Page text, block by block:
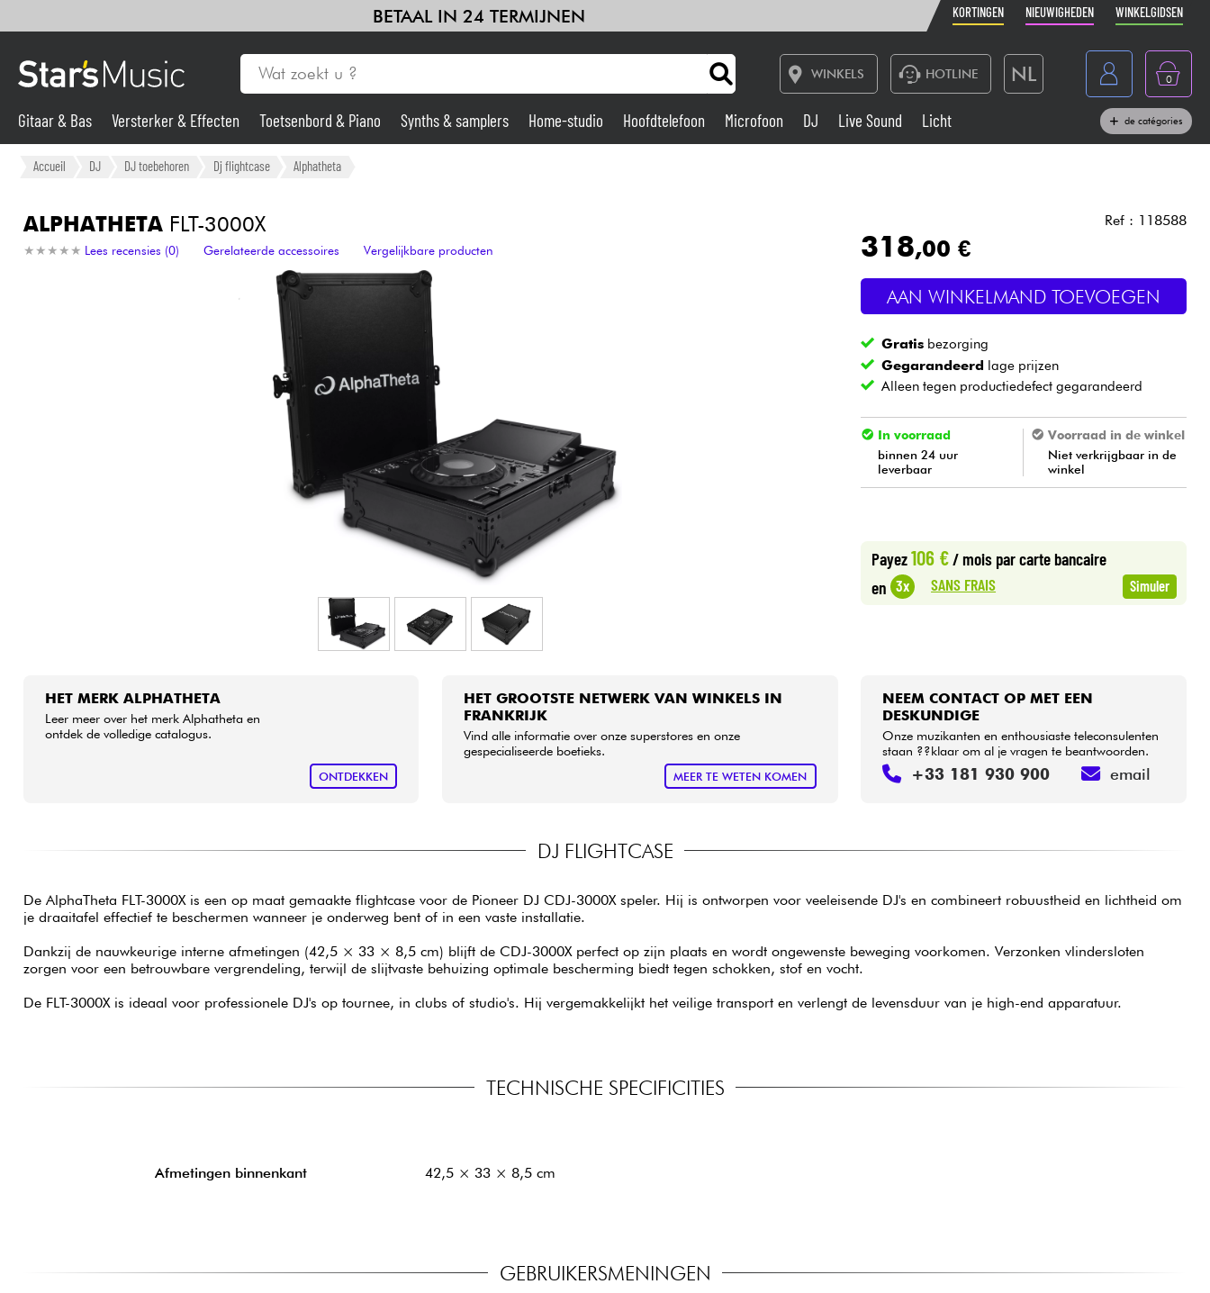
BETAAL IN 24 TERMIJNEN KORTINGEN NIEUWIGHEDEN WINKELGIDSEN
WINKELS HOTLINE NL
France
Belgique
Deutschland
0
Gitaar & Bas
Synths & samplers
Live Sound
Blaasinstrument
Kabels & toebehoren
Bekijk onze merken
Gitaar & Bas Versterker & Effecten Toetsenbord & Piano Synths & samplers Home-studio Hoofdtelefoon Microfoon DJ Live Sound Licht de catégories
Accueil DJ DJ toebehoren Dj flightcase Alphatheta
ALPHATHETAFLT-3000X
★ ★ ★ ★ ★
★ ★ ★ ★ ★ Lees recensies (0) Gerelateerde accessoires Vergelijkbare producten
Ref : 118588
318,00 €
AAN WINKELMAND TOEVOEGEN
Gratis bezorging
Gegarandeerd lage prijzen
Alleen tegen productiedefect gegarandeerd
In voorraad
binnen 24 uur
leverbaar
Voorraad in de winkel
Niet verkrijgbaar in de
winkel
Payez106 €/ mois par carte bancaire
en 3x SANS FRAIS Simuler
HET MERK ALPHATHETA
Leer meer over het merk Alphatheta en
ontdek de volledige catalogus.
ONTDEKKEN
HET GROOTSTE NETWERK VAN WINKELS IN
FRANKRIJK
Vind alle informatie over onze superstores en onze
gespecialiseerde boetieks.
MEER TE WETEN KOMEN
NEEM CONTACT OP MET EEN
DESKUNDIGE
Onze muzikanten en enthousiaste teleconsulenten
staan ??klaar om al je vragen te beantwoorden.
+33 181 930 900 email
DJ FLIGHTCASE
De AlphaTheta FLT-3000X is een op maat gemaakte flightcase voor de Pioneer DJ CDJ-3000X speler. Hij is ontworpen voor veeleisende DJ's en combineert robuustheid en lichtheid om
je draaitafel effectief te beschermen wanneer je onderweg bent of in een vaste installatie.
Dankzij de nauwkeurige interne afmetingen (42,5 × 33 × 8,5 cm) blijft de CDJ-3000X perfect op zijn plaats en wordt ongewenste beweging voorkomen. Verzonken vlindersloten
zorgen voor een betrouwbare vergrendeling, terwijl de slijtvaste behuizing optimale bescherming biedt tegen schokken, stof en vocht.
De FLT-3000X is ideaal voor professionele DJ's op tournee, in clubs of studio's. Hij vergemakkelijkt het veilige transport en verlengt de levensduur van je high-end apparatuur.
TECHNISCHE SPECIFICITIES
Afmetingen binnenkant 42,5 × 33 × 8,5 cm
GEBRUIKERSMENINGEN